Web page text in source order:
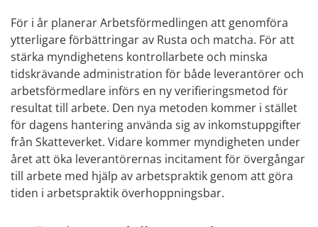
För i år planerar Arbetsförmedlingen att genomföra
ytterligare förbättringar av Rusta och matcha. För att
stärka myndighetens kontrollarbete och minska
tidskrävande administration för både leverantörer och
arbetsförmedlare införs en ny verifieringsmetod för
resultat till arbete. Den nya metoden kommer i stället
för dagens hantering använda sig av inkomstuppgifter
från Skatteverket. Vidare kommer myndigheten under
året att öka leverantörernas incitament för övergångar
till arbete med hjälp av arbetspraktik genom att göra
tiden i arbetspraktik överhoppningsbar.